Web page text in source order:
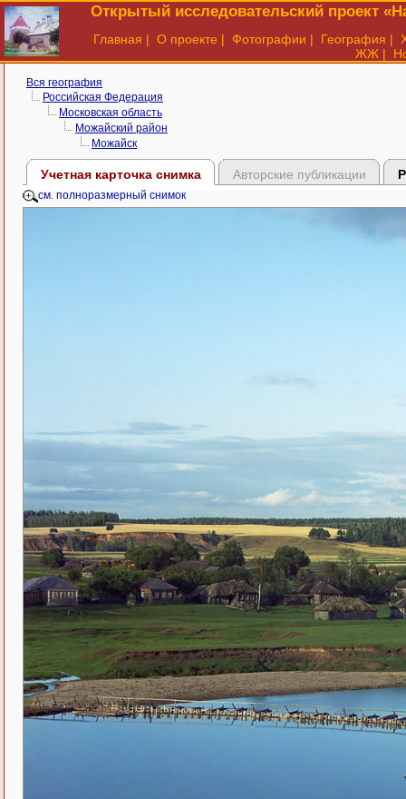
Открытый исследовательский проект
Главная | О проекте | Фотографии | География |
ЖЖ |
Вся география
Российская Федерация
Московская область
Можайский район
Можайск
Учетная карточка снимка Авторские публикации
см. полноразмерный снимок